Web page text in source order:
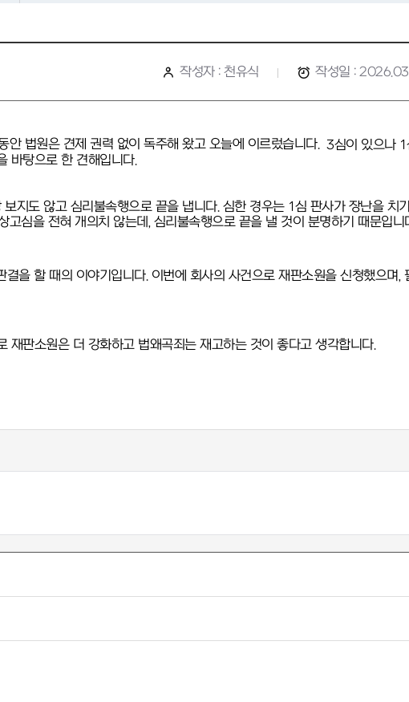
작성자 : 천유식 작성일 :
안 법원은 견제 권력 없이 독주해 왔고 오늘에 이르렀습니다.3심이 있으나 1
바탕으로 한 견해입니다.
지도 않고 심리불속행으로 끝을 냅니다. 심한 경우는1심 판사가 장난을 치
고심을 전혀 개의치 않는데, 심리불속행으로 끝을 낼 것이 분명하기 때문입니
결을 할 때의 이야기입니다. 이번에 회사의 사건으로 재판소원을 신청했으며,
판소원은 더 강화하고 법왜곡죄는 재고하는 것이 좋다고 생각합니다.